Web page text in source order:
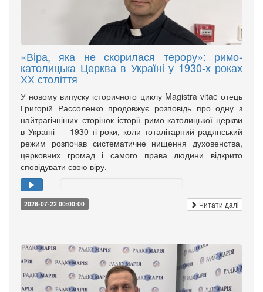
«Віра, яка не скорилася терору»: римо-
католицька Церква в Україні у 1930-х роках
ХХ століття
У новому випуску історичного циклу Magistra vitae отець
Григорій Рассоленко продовжує розповідь про одну з
найтрагічніших сторінок історії римо-католицької церкви
в Україні — 1930-ті роки, коли тоталітарний радянський
режим розпочав систематичне нищення духовенства,
церковних громад і самого права людини відкрито
сповідувати свою віру.
2026-07-22 00:00:00 Читати далі